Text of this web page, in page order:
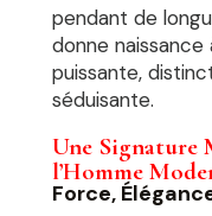
pendant de
donne
puissante,
séduisante.
Une Signature
l’Homme
Force,